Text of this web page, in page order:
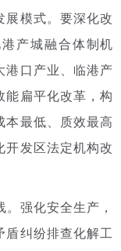
展模式。要深化改
产城融合体制机
港口产业、临港产
能扁平化改革，构
本最低、质效最高
开发区法定机构改
强化安全生产，
盾纠纷排查化解工